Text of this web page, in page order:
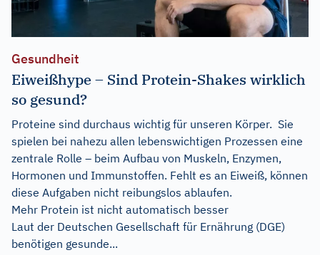
Gesundheit
Eiweißhype – Sind Protein-Shakes wirklich
so gesund?
Proteine sind durchaus wichtig für unseren Körper. Sie
spielen bei nahezu allen lebenswichtigen Prozessen eine
zentrale Rolle – beim Aufbau von Muskeln, Enzymen,
Hormonen und Immunstoffen. Fehlt es an Eiweiß, können
diese Aufgaben nicht reibungslos ablaufen.
Mehr Protein ist nicht automatisch besser
Laut der Deutschen Gesellschaft für Ernährung (DGE)
benötigen gesunde...